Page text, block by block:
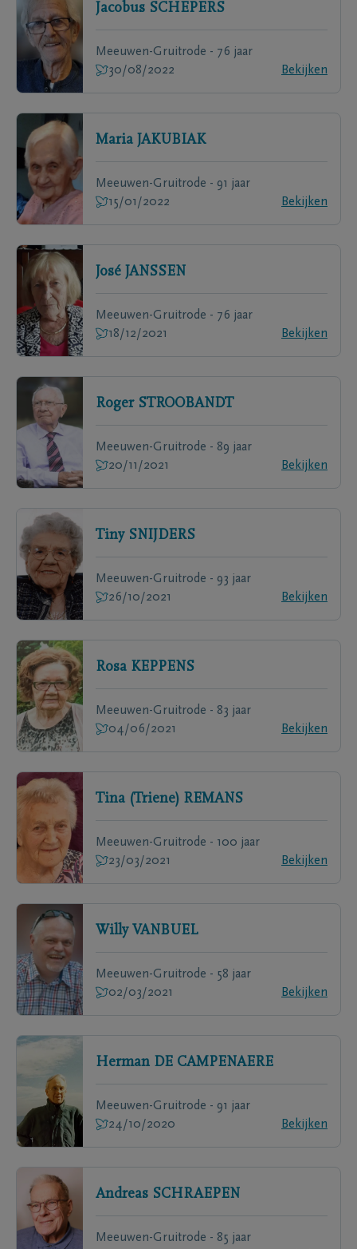
Jacobus SCHEPERS
Meeuwen-Gruitrode - 76 jaar
30/08/2022
Bekijken
Maria JAKUBIAK
Meeuwen-Gruitrode - 91 jaar
15/01/2022
Bekijken
José JANSSEN
Meeuwen-Gruitrode - 76 jaar
18/12/2021
Bekijken
Roger STROOBANDT
Meeuwen-Gruitrode - 89 jaar
20/11/2021
Bekijken
Tiny SNIJDERS
Meeuwen-Gruitrode - 93 jaar
26/10/2021
Bekijken
Rosa KEPPENS
Meeuwen-Gruitrode - 83 jaar
04/06/2021
Bekijken
Tina (Triene) REMANS
Meeuwen-Gruitrode - 100 jaar
23/03/2021
Bekijken
Willy VANBUEL
Meeuwen-Gruitrode - 58 jaar
02/03/2021
Bekijken
Herman DE CAMPENAERE
Meeuwen-Gruitrode - 91 jaar
24/10/2020
Bekijken
Andreas SCHRAEPEN
Meeuwen-Gruitrode - 85 jaar